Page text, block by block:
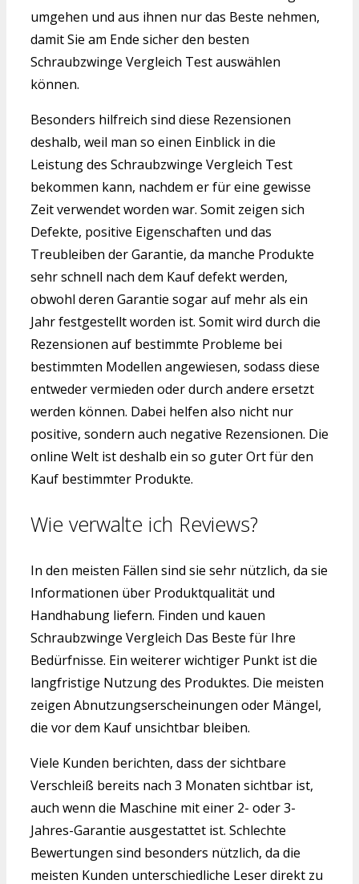
umgehen und aus ihnen nur das Beste nehmen,
damit Sie am Ende sicher den besten
Schraubzwinge Vergleich Test auswählen
können.
Besonders hilfreich sind diese Rezensionen
deshalb, weil man so einen Einblick in die
Leistung des Schraubzwinge Vergleich Test
bekommen kann, nachdem er für eine gewisse
Zeit verwendet worden war. Somit zeigen sich
Defekte, positive Eigenschaften und das
Treubleiben der Garantie, da manche Produkte
sehr schnell nach dem Kauf defekt werden,
obwohl deren Garantie sogar auf mehr als ein
Jahr festgestellt worden ist. Somit wird durch die
Rezensionen auf bestimmte Probleme bei
bestimmten Modellen angewiesen, sodass diese
entweder vermieden oder durch andere ersetzt
werden können. Dabei helfen also nicht nur
positive, sondern auch negative Rezensionen. Die
online Welt ist deshalb ein so guter Ort für den
Kauf bestimmter Produkte.
Wie verwalte ich Reviews?
In den meisten Fällen sind sie sehr nützlich, da sie
Informationen über Produktqualität und
Handhabung liefern. Finden und kauen
Schraubzwinge Vergleich Das Beste für Ihre
Bedürfnisse. Ein weiterer wichtiger Punkt ist die
langfristige Nutzung des Produktes. Die meisten
zeigen Abnutzungserscheinungen oder Mängel,
die vor dem Kauf unsichtbar bleiben.
Viele Kunden berichten, dass der sichtbare
Verschleiß bereits nach 3 Monaten sichtbar ist,
auch wenn die Maschine mit einer 2- oder 3-
Jahres-Garantie ausgestattet ist. Schlechte
Bewertungen sind besonders nützlich, da die
meisten Kunden unterschiedliche Leser direkt zu